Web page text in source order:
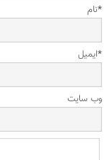
نام*
ایمیل*
وب‌ سایت